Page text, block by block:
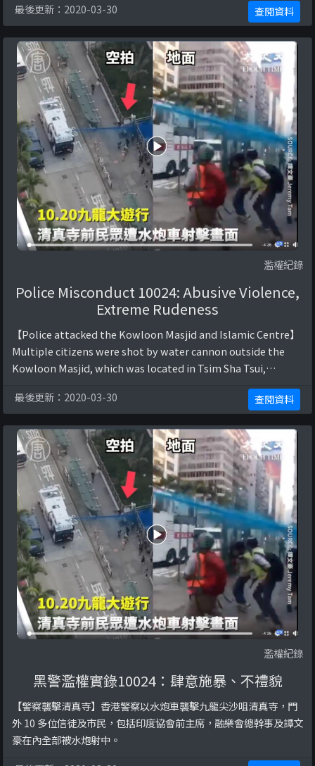
最後更新：2020-03-30
查閱資料
濫權紀錄
Police Misconduct 10024: Abusive Violence,
Extreme Rudeness
【Police attacked the Kowloon Masjid and Islamic Centre】
Multiple citizens were shot by water cannon outside the
Kowloon Masjid, which was located in Tsim Sha Tsui,
最後更新：2020-03-30
查閱資料
濫權紀錄
黑警濫權實錄10024：肆意施暴、不禮貌
【警察襲擊清真寺】香港警察以水炮車襲擊九龍尖沙咀清真寺，門
外 10 多位信徒及市民，包括印度協會前主席，融樂會總幹事及譚文
豪在內全部被水炮射中。